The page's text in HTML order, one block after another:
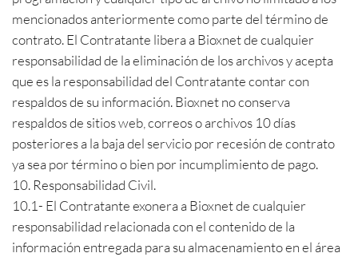
mencionados anteriormente como parte del término de
contrato. El Contratante libera a Bioxnet de cualquier
responsabilidad de la eliminación de los archivos y acepta
que es la responsabilidad del Contratante contar con
respaldos de su información. Bioxnet no conserva
respaldos de sitios web, correos o archivos 10 días
posteriores a la baja del servicio por recesión de contrato
ya sea por término o bien por incumplimiento de pago.
10. Responsabilidad Civil.
10.1- El Contratante exonera a Bioxnet de cualquier
responsabilidad relacionada con el contenido de la
información entregada para su almacenamiento en el área